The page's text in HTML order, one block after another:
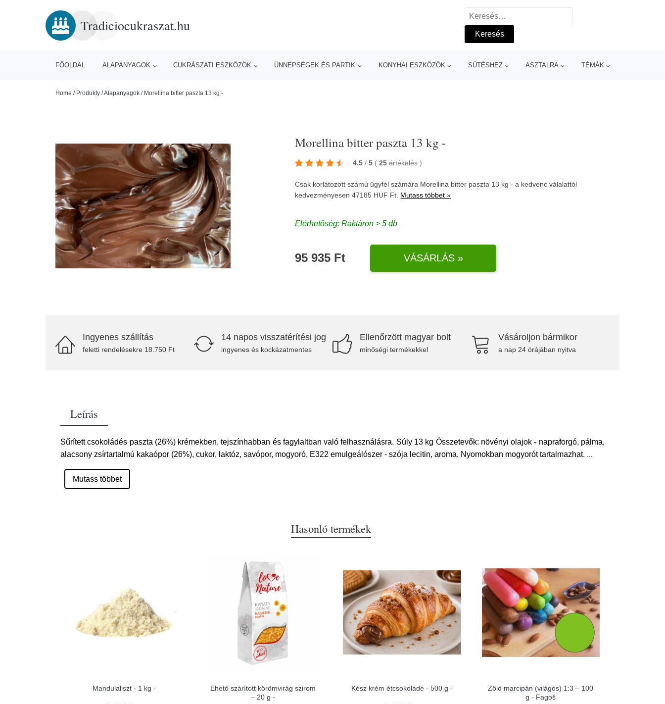
Tradiciocukraszat.hu
Keresés:
FŐOLDAL ALAPANYAGOK CUKRÁSZATI ESZKÖZÖK ÜNNEPSÉGEK ÉS PARTIK KONYHAI ESZKÖZÖK SÜTÉSHEZ ASZTALRA TÉMÁK
Home / Produkty /Alapanyagok / Morellina bitter paszta 13 kg -
Morellina bitter paszta 13 kg -
4.5 / 5 ( 25 értékelés)
Csak korlátozott számú ügyfél számára Morellina bitter paszta 13 kg - a kedvenc válalattól
kedvezményesen 47185 HUF Ft. Mutass többet »
Elérhetőség: Raktáron > 5 db
95 935 Ft VÁSÁRLÁS »
Ingyenes szállítás
feletti rendelésekre 18.750 Ft
14 napos visszatérítési jog
ingyenes és kockázatmentes
Ellenőrzött magyar bolt
minőségi termékekkel
Vásároljon bármikor
a nap 24 órájában nyitva
Leírás
Sűrített csokoládés paszta (26%) krémekben, tejszínhabban és fagylaltban való felhasználásra. Súly 13 kg Összetevők: növényi olajok - napraforgó, pálma,
alacsony zsírtartalmú kakaópor (26%), cukor, laktóz, savópor, mogyoró, E322 emulgeálószer - szója lecitin, aroma. Nyomokban mogyorót tartalmazhat. ...
Mutass többet
Hasonló termékek
Mandulaliszt - 1 kg -
Ehető szárított körömvirág szirom
– 20 g -
Kész krém étcsokoládé - 500 g -
Zöld marcipán (világos) 1:3 – 100
g - Fagoš